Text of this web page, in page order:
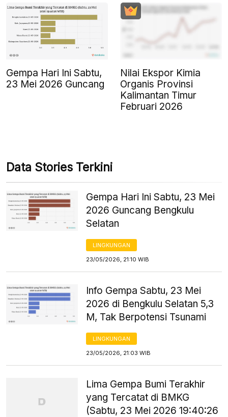
Gempa Hari Ini Sabtu,
23 Mei 2026 Guncang
Nilai Ekspor Kimia
Organis Provinsi
Kalimantan Timur
Februari 2026
Data Stories Terkini
Gempa Hari Ini Sabtu, 23 Mei
2026 Guncang Bengkulu
Selatan
LINGKUNGAN
23/05/2026, 21:10 WIB
Info Gempa Sabtu, 23 Mei
2026 di Bengkulu Selatan 5,3
M, Tak Berpotensi Tsunami
LINGKUNGAN
23/05/2026, 21:03 WIB
Lima Gempa Bumi Terakhir
yang Tercatat di BMKG
(Sabtu, 23 Mei 2026 19:40:26